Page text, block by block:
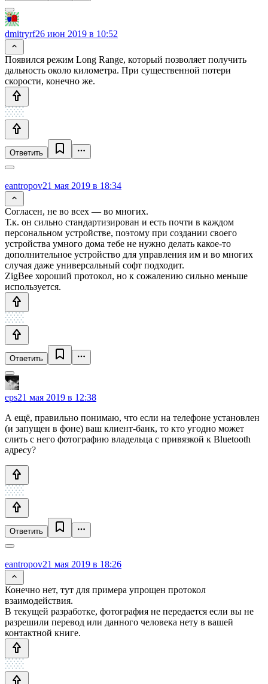
dmitryrf26 июн 2019 в 10:52
Появился режим Long Range, который позволяет получить
дальность около километра. При существенной потери
скорости, конечно же.
Ответить
eantropov21 мая 2019 в 18:34
Согласен, не во всех — во многих.
Т.к. он сильно стандартизирован и есть почти в каждом
персональном устройстве, поэтому при создании своего
устройства умного дома тебе не нужно делать какое-то
дополнительное устройство для управления им и во многих
случая даже универсальный софт подходит.
ZigBee хороший протокол, но к сожалению сильно меньше
используется.
Ответить
eps21 мая 2019 в 12:38
А ещё, правильно понимаю, что если на телефоне установлен
(и запущен в фоне) ваш клиент-банк, то кто угодно может
слить с него фотографию владельца с привязкой к Bluetooth
адресу?
Ответить
eantropov21 мая 2019 в 18:26
Конечно нет, тут для примера упрощен протокол
взаимодействия.
В текущей разработке, фотография не передается если вы не
разрешили перевод или данного человека нету в вашей
контактной книге.